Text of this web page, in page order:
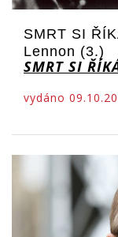
SMRT SI
Lennon (3.)
SMRT SI
vydáno